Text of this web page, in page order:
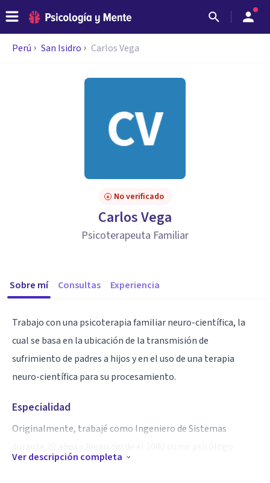
Perú San Isidro Carlos Vega
No verificado
Carlos Vega
Psicoterapeuta Familiar
Sobre mí Consultas Experiencia
Trabajo con una psicoterapia familiar neuro-científica, la
cual se basa en la ubicación de la transmisión de
sufrimiento de padres a hijos y en el uso de una terapia
neuro-científica para su procesamiento.
Especialidad
Originalmente, trabajé como Ingeniero de Sistemas
organizacional y clínico. Estudié un posgrado en Terapia
Ver descripción completa